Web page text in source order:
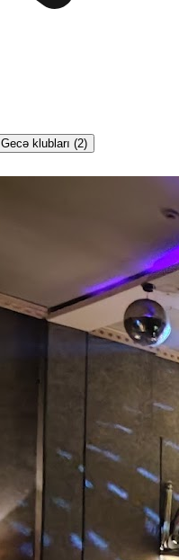
Gecə klubları (2)